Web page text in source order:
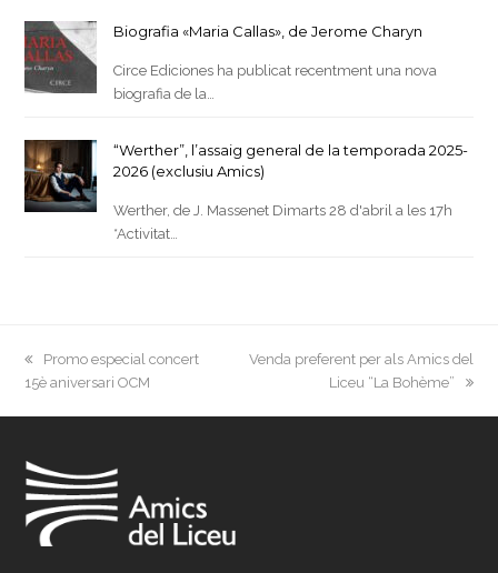
Biografia «Maria Callas», de Jerome Charyn
Circe Ediciones ha publicat recentment una nova
biografia de la…
“Werther”, l’assaig general de la temporada 2025-
2026 (exclusiu Amics)
Werther, de J. Massenet Dimarts 28 d'abril a les 17h
*Activitat…
previous
post:
Promo especial concert
15è aniversari OCM
next
Venda preferent per als Amics del
Liceu “La Bohème”